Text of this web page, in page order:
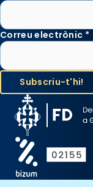
Correu electrònic *